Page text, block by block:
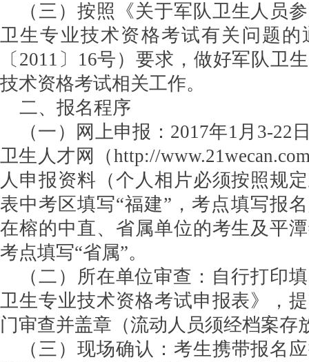
（三）按照《关于军队卫生人员
卫生专业技术资格考试有关问题的
〔2011〕16号）要求，做好军队卫
技术资格考试相关工作。
二、报名程序
（一）网上申报：2017年1月3-22
卫生人才网（http://
人申报资料（个人相片必须按照规
表中考区填写“福建”，考点填写报
在榕的中直、省属单位的考生及平
考点填写“省属”。
（二）所在单位审查：自行打印
卫生专业技术资格考试申报表》，
门审查并盖章（流动人员须经档案存
（三）现场确认：考生携带报名